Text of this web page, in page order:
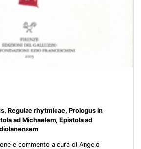
Regulae rhytmicae, Prologus in
ad Michaelem, Epistola ad
e commento a cura di Angelo